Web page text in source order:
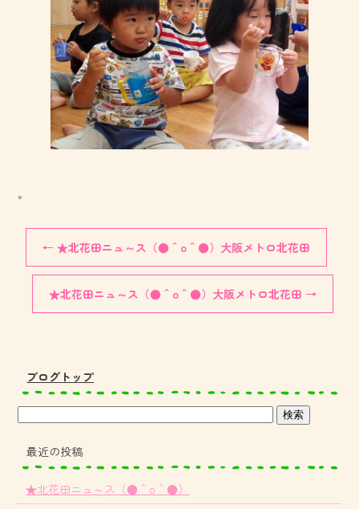
。
← ★北花田ニュ～ス（●＾o＾●）大阪メトロ北花田
★北花田ニュ～ス（●＾o＾●）大阪メトロ北花田 →
ブログトップ
最近の投稿
★北花田ニュ～ス（●＾o＾●）